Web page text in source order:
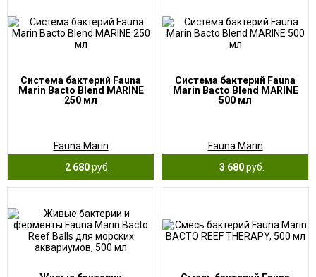
Система бактерий Fauna
Marin Bacto Blend MARINE
250 мл
Fauna Marin
2 680руб.
Система бактерий Fauna
Marin Bacto Blend MARINE
500 мл
Fauna Marin
3 680руб.